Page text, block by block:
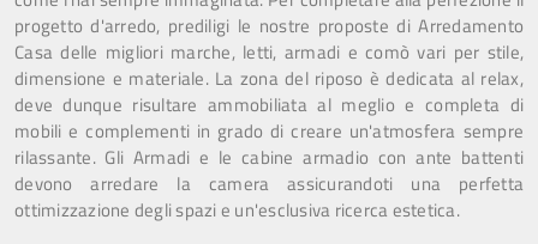
progetto d'arredo, prediligi le nostre proposte di Arredamento
Casa delle migliori marche, letti, armadi e comò vari per stile,
dimensione e materiale. La zona del riposo è dedicata al relax,
deve dunque risultare ammobiliata al meglio e completa di
mobili e complementi in grado di creare un'atmosfera sempre
rilassante. Gli Armadi e le cabine armadio con ante battenti
devono arredare la camera assicurandoti una perfetta
ottimizzazione degli spazi e un'esclusiva ricerca estetica.